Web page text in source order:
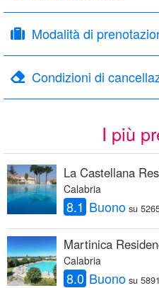
Modalità di
Condizioni di
I più
La Castellana
Calabria
8.1 Buono su
Martinica
Calabria
8.0 Buono su